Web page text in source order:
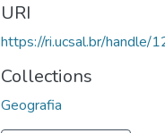
URI
https://ri.ucsal.br/
Collections
Geografia